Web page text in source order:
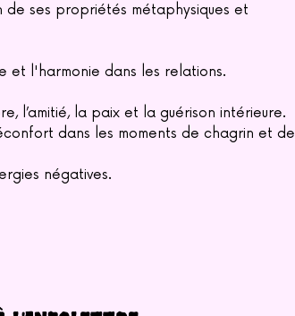
de ses propriétés métaphysiques et
et l'harmonie dans les relations.
l’amitié, la paix et la guérison intérieure.
dans les moments de chagrin et de
négatives.